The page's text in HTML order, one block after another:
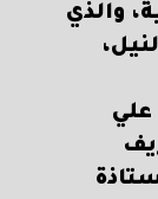
والذي
علي